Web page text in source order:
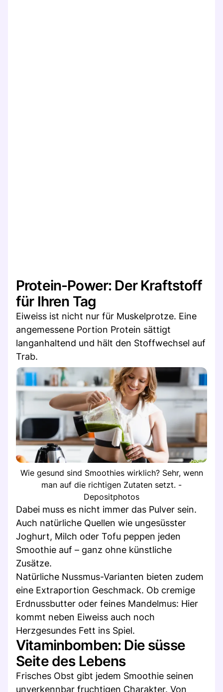
Protein-Power: Der Kraftstoff
für Ihren Tag
Eiweiss ist nicht nur für Muskelprotze. Eine
angemessene Portion Protein sättigt
langanhaltend und hält den Stoffwechsel auf
Trab.
Wie gesund sind Smoothies wirklich? Sehr, wenn
man auf die richtigen Zutaten setzt. -
Depositphotos
Dabei muss es nicht immer das Pulver sein.
Auch natürliche Quellen wie ungesüsster
Joghurt, Milch oder Tofu peppen jeden
Smoothie auf – ganz ohne künstliche
Zusätze.
Natürliche Nussmus-Varianten bieten zudem
eine Extraportion Geschmack. Ob cremige
Erdnussbutter oder feines Mandelmus: Hier
kommt neben Eiweiss auch noch
Herzgesundes Fett ins Spiel.
Vitaminbomben: Die süsse
Seite des Lebens
Frisches Obst gibt jedem Smoothie seinen
unverkennbar fruchtigen Charakter. Von